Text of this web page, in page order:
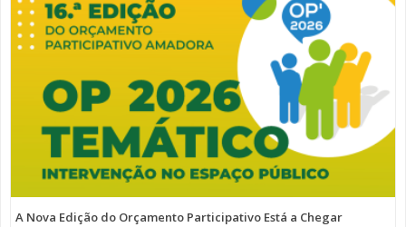
A Nova Edição do Orçamento Participativo Está a Chegar